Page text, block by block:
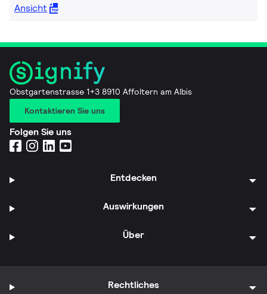
Ansicht
Obstgartenstrasse 1+3 8910 Affoltern am Albis
Kontaktieren Sie uns
Folgen Sie uns
Entdecken
Auswirkungen
Über
Rechtliches